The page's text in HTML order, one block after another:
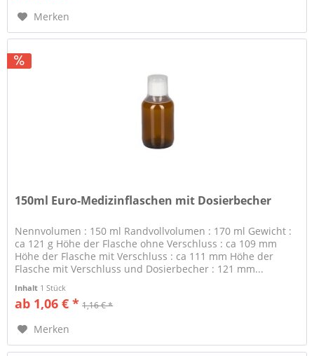
Merken
150ml Euro-Medizinflaschen mit Dosierbecher
Nennvolumen : 150 ml Randvollvolumen : 170 ml Gewicht :
ca 121 g Höhe der Flasche ohne Verschluss : ca 109 mm
Höhe der Flasche mit Verschluss : ca 111 mm Höhe der
Flasche mit Verschluss und Dosierbecher : 121 mm...
Inhalt 1 Stück
ab 1,06 € * 1,16 € *
Merken